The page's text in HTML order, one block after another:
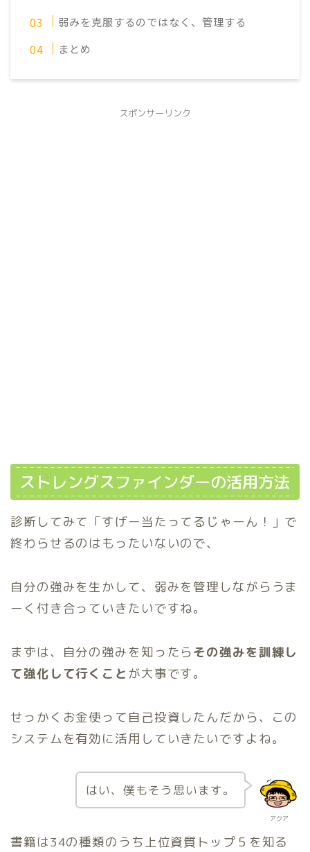
弱みを克服するのではなく、管理する
まとめ
スポンサーリンク
ストレングスファインダーの活用方法
診断してみて「すげー当たってるじゃーん！」で
終わらせるのはもったいないので、
自分の強みを生かして、弱みを管理しながらうま
ーく付き合っていきたいですね。
まずは、自分の強みを知ったらその強みを訓練し
て強化して行くこと が大事です。
せっかくお金使って自己投資したんだから、この
システムを有効に活用していきたいですよね。
アクア
はい、僕もそう思います。
書籍は34の種類のうち上位資質トップ５を知る